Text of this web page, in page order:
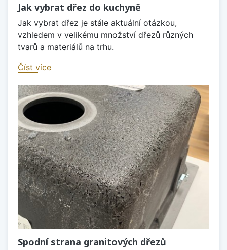
Jak vybrat dřez do kuchyně
Jak vybrat dřez je stále aktuální otázkou,
vzhledem v velikému množství dřezů různých
tvarů a materiálů na trhu.
Číst více
Spodní strana granitových dřezů